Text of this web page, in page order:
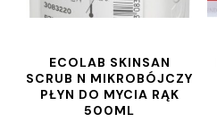
ECOLAB SKINSAN
SCRUB N MIKROBÓJCZY
PŁYN DO MYCIA RĄK
500ML